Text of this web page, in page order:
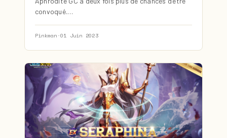
convoqué.…
Pinkman ·01 Juin 2023